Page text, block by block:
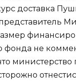
доставка
фонда не
министерство